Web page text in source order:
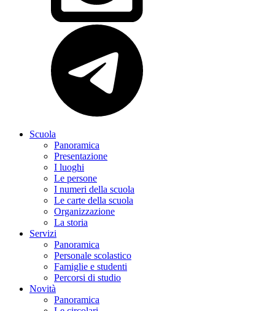
Scuola
Panoramica
Presentazione
I luoghi
Le persone
I numeri della scuola
Le carte della scuola
Organizzazione
La storia
Servizi
Panoramica
Personale scolastico
Famiglie e studenti
Percorsi di studio
Novità
Panoramica